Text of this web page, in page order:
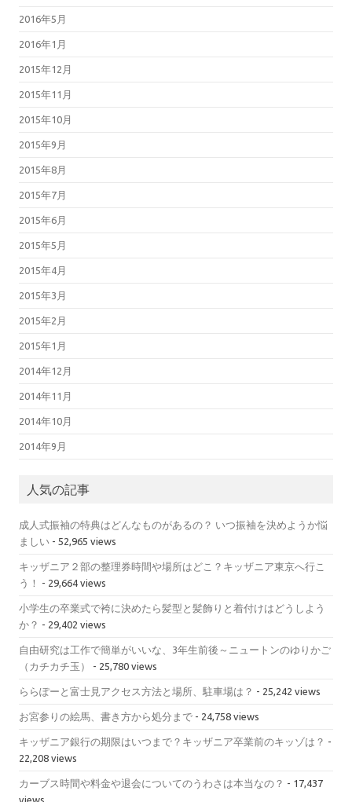
2016年5月
2016年1月
2015年12月
2015年11月
2015年10月
2015年9月
2015年8月
2015年7月
2015年6月
2015年5月
2015年4月
2015年3月
2015年2月
2015年1月
2014年12月
2014年11月
2014年10月
2014年9月
人気の記事
成人式振袖の特典はどんなものがあるの？ いつ振袖を決めようか悩
ましい - 52,965 views
キッザニア２部の整理券時間や場所はどこ？キッザニア東京へ行こ
う！
- 29,664 views
小学生の卒業式で袴に決めたら髪型と髪飾りと着付けはどうしよう
か？ - 29,402 views
自由研究は工作で簡単がいいな、3年生前後～ニュートンのゆりかご
（カチカチ玉）
- 25,780 views
ららぽーと富士見アクセス方法と場所、駐車場は？ - 25,242 views
お宮参りの絵馬、書き方から処分まで - 24,758 views
キッザニア銀行の期限はいつまで？キッザニア卒業前のキッゾは？ -
22,208 views
カーブス時間や料金や退会についてのうわさは本当なの？ - 17,437
views